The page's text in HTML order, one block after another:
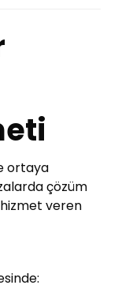
ortaya
çözüm
veren